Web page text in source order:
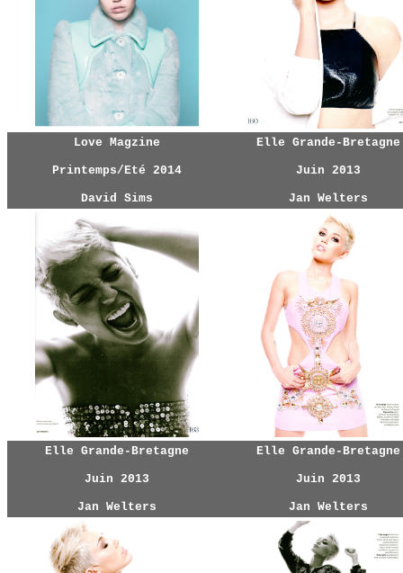
Love Magzine
Printemps/Eté 2014
David Sims
Elle Grande-Bretagne
Juin 2013
Jan Welters
Elle Grande-Bretagne
Juin 2013
Jan Welters
Elle Grande-Bretagne
Juin 2013
Jan Welters